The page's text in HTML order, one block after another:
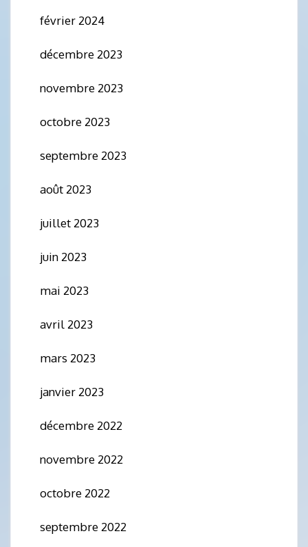
février 2024
décembre 2023
novembre 2023
octobre 2023
septembre 2023
août 2023
juillet 2023
juin 2023
mai 2023
avril 2023
mars 2023
janvier 2023
décembre 2022
novembre 2022
octobre 2022
septembre 2022